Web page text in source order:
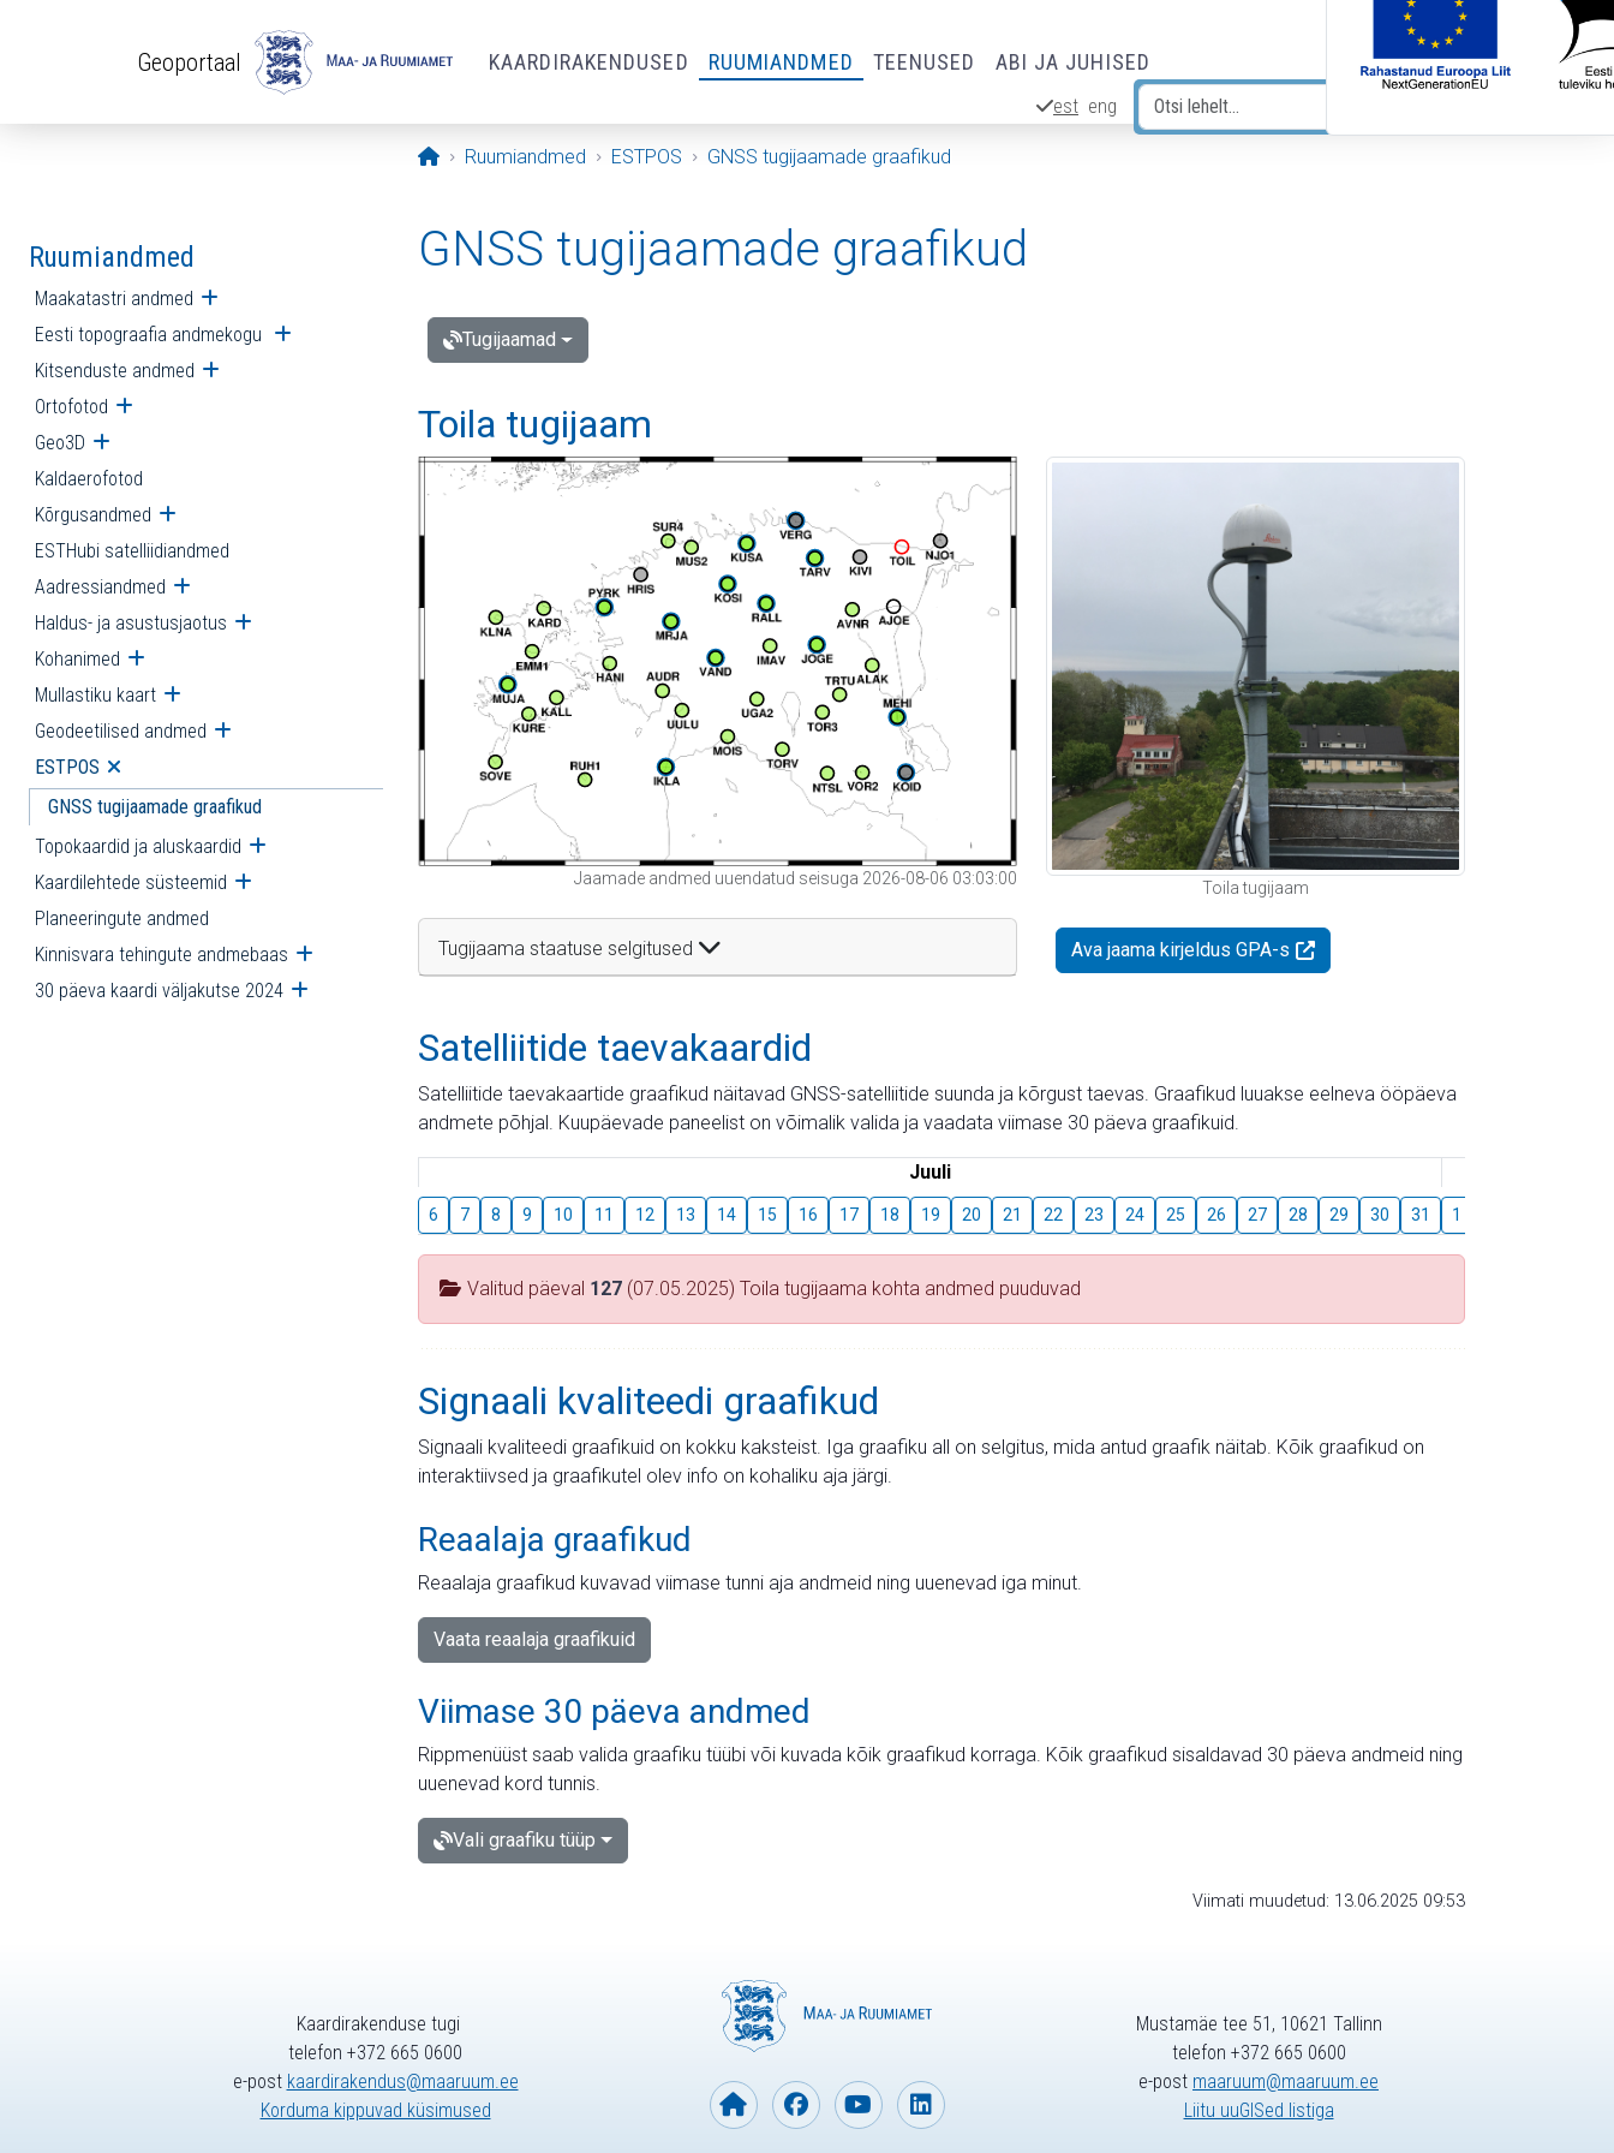
Geoportaal KAARDIRAKENDUSED RUUMIANDMED TEENUSED ABI JA JUHISED
est eng
Avaleht
Ruumiandmed ESTPOS GNSS tugijaamade graafikud
Ruumiandmed
Maakatastri andmed Ava alammenüü
Eesti topograafia andmekogu Ava alammenüü
Kitsenduste andmed Ava alammenüü
Ortofotod Ava alammenüü
Geo3D Ava alammenüü
Kaldaerofotod
Kõrgusandmed Ava alammenüü
ESTHubi satelliidiandmed
Aadressiandmed Ava alammenüü
Haldus- ja asustusjaotus Ava alammenüü
Kohanimed Ava alammenüü
Mullastiku kaart Ava alammenüü
Geodeetilised andmed Ava alammenüü
ESTPOS Ava alammenüü
GNSS tugijaamade graafikud
Topokaardid ja aluskaardid Ava alammenüü
Kaardilehtede süsteemid Ava alammenüü
Planeeringute andmed
Kinnisvara tehingute andmebaas Ava alammenüü
30 päeva kaardi väljakutse 2024 Ava alammenüü
GNSS tugijaamade graafikud
Tugijaamad
Toila tugijaam
Jaamade andmed uuendatud seisuga 2026-08-06 03:03:00
Tugijaama staatuse selgitused
Toila tugijaam
Ava jaama kirjeldus GPA-s
Satelliitide taevakaardid
Satelliitide taevakaartide graafikud näitavad GNSS-satelliitide suunda ja kõrgust taevas. Graafikud luuakse eelneva ööpäeva
andmete põhjal. Kuupäevade paneelist on võimalik valida ja vaadata viimase 30 päeva graafikuid.
Juuli
6 7 8 9 10 11 12 13 14 15 16 17 18 19 20 21 22 23 24 25 26 27 28 29 30 31 1
Valitud päeval 127 (07.05.2025) Toila tugijaama kohta andmed puuduvad
Signaali kvaliteedi graafikud
Signaali kvaliteedi graafikuid on kokku kaksteist. Iga graafiku all on selgitus, mida antud graafik näitab. Kõik graafikud on
interaktiivsed ja graafikutel olev info on kohaliku aja järgi.
Reaalaja graafikud
Reaalaja graafikud kuvavad viimase tunni aja andmeid ning uuenevad iga minut.
Vaata reaalaja graafikuid
Viimase 30 päeva andmed
Rippmenüüst saab valida graafiku tüübi või kuvada kõik graafikud korraga. Kõik graafikud sisaldavad 30 päeva andmeid ning
uuenevad kord tunnis.
Vali graafiku tüüp
Viimati muudetud: 13.06.2025 09:53
Kaardirakenduse tugi
telefon +372 665 0600
e-post kaardirakendus@maaruum.ee
Korduma kippuvad küsimused
Mustamäe tee 51, 10621 Tallinn
telefon +372 665 0600
e-post maaruum@maaruum.ee
Liitu uuGISed listiga